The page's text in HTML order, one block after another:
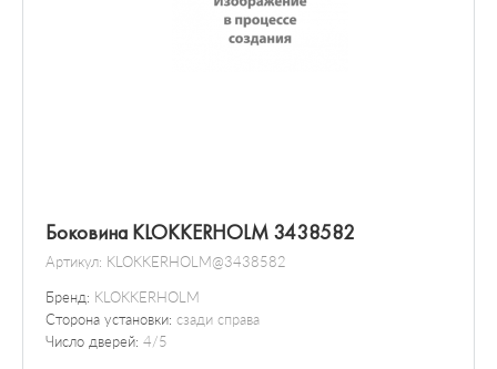
Боковина KLOKKERHOLM 3438582
Артикул: KLOKKERHOLM@3438582
Бренд: KLOKKERHOLM
Сторона установки: сзади справа
Число дверей: 4/5